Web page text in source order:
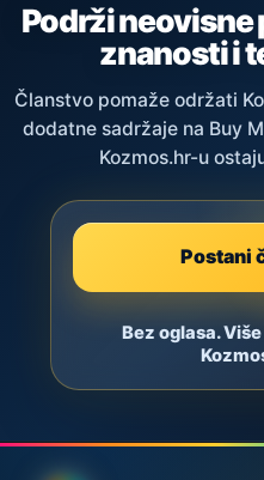
Podrži neovisne
znanosti i
Članstvo pomaže održati
dodatne sadržaje na Buy
Kozmos.hr-u
Postani
Bez oglasa.